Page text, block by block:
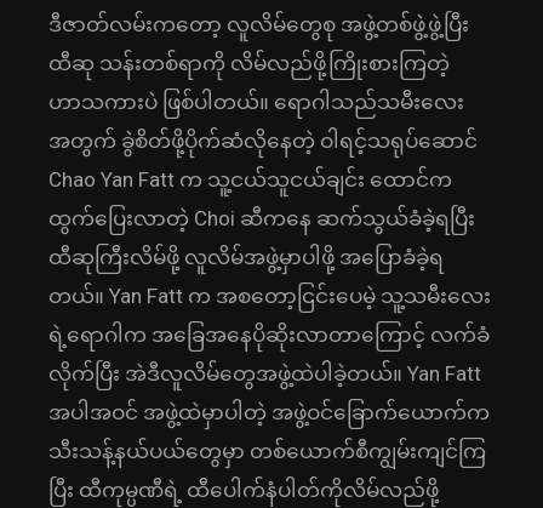
ဒီဇာတ်လမ်းကတော့ လူလိမ်တွေစု အဖွဲ့တစ်ဖွဲ့ဖွဲ့ပြီး
ထီဆု သန်းတစ်ရာကို လိမ်လည်ဖို့ကြိုးစားကြတဲ့
ဟာသကားပဲ ဖြစ်ပါတယ်။ ရောဂါသည်သမီးလေး
အတွက် ခွဲစိတ်ဖို့ပိုက်ဆံလိုနေတဲ့ ဝါရင့်သရုပ်ဆောင်
Chao Yan Fatt က သူ့ငယ်သူငယ်ချင်း ထောင်က
ထွက်ပြေးလာတဲ့ Choi ဆီကနေ ဆက်သွယ်ခံခဲ့ရပြီး
ထီဆုကြီးလိမ်ဖို့ လူလိမ်အဖွဲ့မှာပါဖို့ အပြောခံခဲ့ရ
တယ်။ ​Yan Fatt က အစတော့ငြင်းပေမဲ့ သူ့သမီးလေး
ရဲ့ရောဂါက အခြေအနေပိုဆိုးလာတာကြောင့် လက်ခံ
လိုက်ပြီး အဲဒီလူလိမ်တွေအဖွဲ့ထဲပါခဲ့တယ်။ Yan Fatt
အပါအဝင် အဖွဲ့ထဲမှာပါတဲ့ အဖွဲ့ဝင်ခြောက်ယောက်က
သီးသန့်နယ်ပယ်တွေမှာ တစ်ယောက်စီကျွမ်းကျင်ကြ
ပြီး ထီကုမ္ပဏီရဲ့ ထီပေါက်နံပါတ်ကိုလိမ်လည်ဖို့